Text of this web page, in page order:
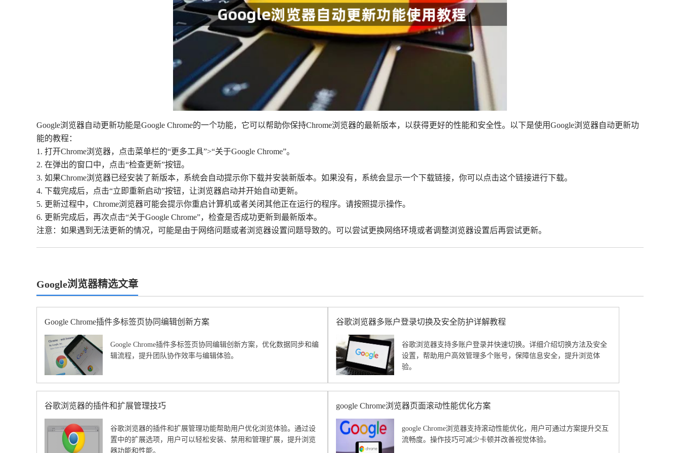
Google浏览器自动更新功能是Google Chrome的一个功能，它可以帮助你保持Chrome浏览器的最新版本，以获得更好的性能和安全性。以下是使用Google浏览器自动更新功
能的教程：
1. 打开Chrome浏览器，点击菜单栏的“更多工具”>“关于Google Chrome”。
2. 在弹出的窗口中，点击“检查更新”按钮。
3. 如果Chrome浏览器已经安装了新版本，系统会自动提示你下载并安装新版本。如果没有，系统会显示一个下载链接，你可以点击这个链接进行下载。
4. 下载完成后，点击“立即重新启动”按钮，让浏览器启动并开始自动更新。
5. 更新过程中，Chrome浏览器可能会提示你重启计算机或者关闭其他正在运行的程序。请按照提示操作。
6. 更新完成后，再次点击“关于Google Chrome”，检查是否成功更新到最新版本。
注意：如果遇到无法更新的情况，可能是由于网络问题或者浏览器设置问题导致的。可以尝试更换网络环境或者调整浏览器设置后再尝试更新。
Google浏览器精选文章
Google Chrome插件多标签页协同编辑创新方案
Google Chrome插件多标签页协同编辑创新方案，优化数据同步和编
辑流程，提升团队协作效率与编辑体验。
谷歌浏览器多账户登录切换及安全防护详解教程
谷歌浏览器支持多账户登录并快速切换。详细介绍切换方法及安全
设置，帮助用户高效管理多个账号，保障信息安全，提升浏览体
验。
谷歌浏览器的插件和扩展管理技巧
谷歌浏览器的插件和扩展管理功能帮助用户优化浏览体验。通过设
置中的扩展选项，用户可以轻松安装、禁用和管理扩展，提升浏览
器功能和性能。
google Chrome浏览器页面滚动性能优化方案
google Chrome浏览器支持滚动性能优化，用户可通过方案提升交互
流畅度。操作技巧可减少卡顿并改善视觉体验。